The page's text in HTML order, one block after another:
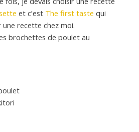
et c’est The first taste qui
recette chez moi.
brochettes de poulet au